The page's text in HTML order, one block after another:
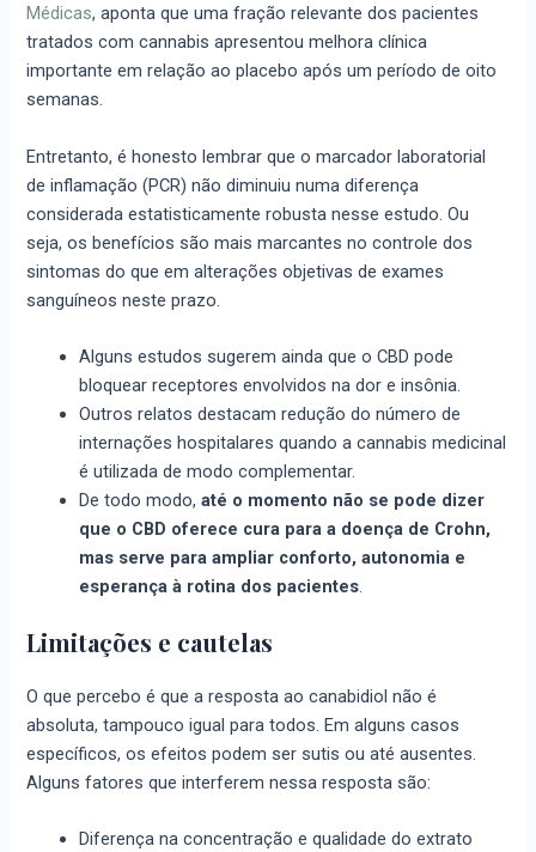
Médicas, aponta que uma fração relevante dos pacientes
tratados com cannabis apresentou melhora clínica
importante em relação ao placebo após um período de oito
semanas.
Entretanto, é honesto lembrar que o marcador laboratorial
de inflamação (PCR) não diminuiu numa diferença
considerada estatisticamente robusta nesse estudo. Ou
seja, os benefícios são mais marcantes no controle dos
sintomas do que em alterações objetivas de exames
sanguíneos neste prazo.
Alguns estudos sugerem ainda que o CBD pode
bloquear receptores envolvidos na dor e insônia.
Outros relatos destacam redução do número de
internações hospitalares quando a cannabis medicinal
é utilizada de modo complementar.
De todo modo,até o momento não se pode dizer
que o CBD oferece cura para a doença de Crohn,
mas serve para ampliar conforto, autonomia e
esperança à rotina dos pacientes.
Limitações e cautelas
O que percebo é que a resposta ao canabidiol não é
absoluta, tampouco igual para todos. Em alguns casos
específicos, os efeitos podem ser sutis ou até ausentes.
Alguns fatores que interferem nessa resposta são:
Diferença na concentração e qualidade do extrato